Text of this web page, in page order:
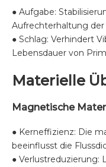
● Aufgabe:
Aufrechterhaltung
● Schlag: Verhindert
Lebensdauer von
Materielle
Magnetische
● Kerneffizienz: Die
beeinflusst die
● Verlustreduzierung: